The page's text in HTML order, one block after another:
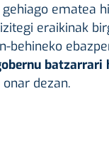
ematea
eraikinak
behineko
batzarrari
dezan.